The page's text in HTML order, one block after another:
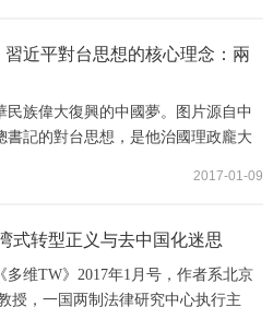
析框架下的两岸政治关系定位、典型
治关系...
習近平對台思想的核心理念：兩
族偉大復興的中國夢。图片源自中
記的對台思想，是他治國理政龐大
圍繞著這個核心理念而展開和延伸出
討論習近平...
2017-01-09
式转型正义与去中国化迷思
维TW》2017年1月号，作者系北京
授，一国两制法律研究中心执行主